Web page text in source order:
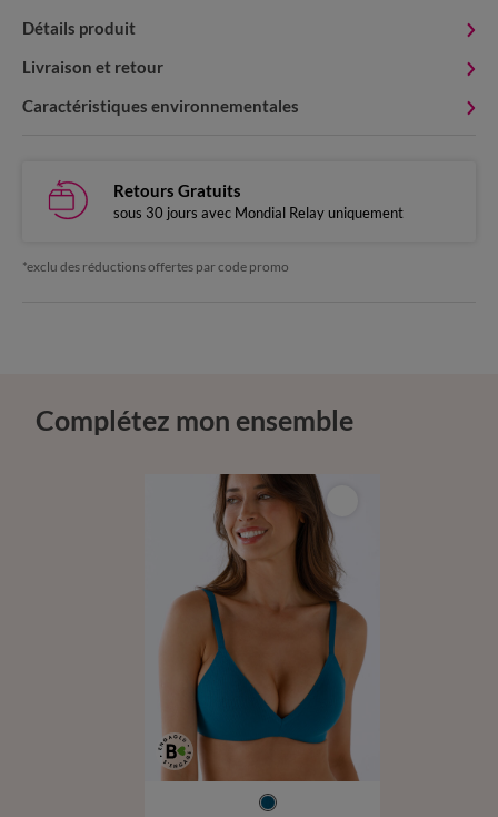
Détails produit
Livraison et retour
Caractéristiques environnementales
Retours Gratuits
sous 30 jours avec Mondial Relay uniquement
*exclu des réductions offertes par code promo
Complétez mon ensemble
L